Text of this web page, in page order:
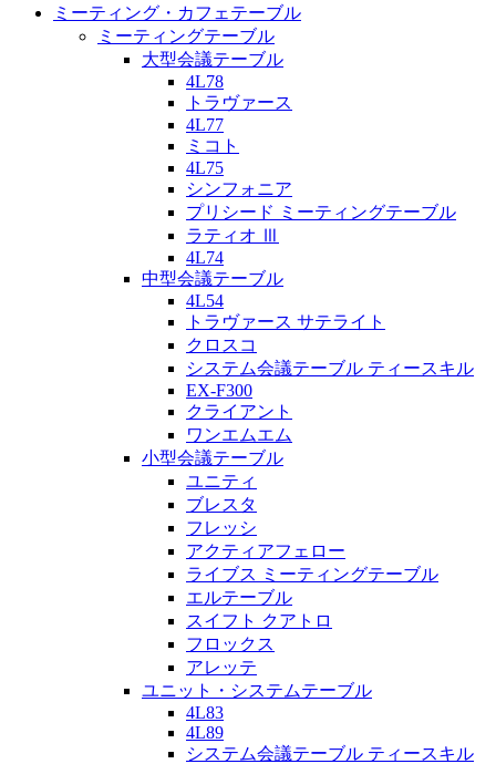
ミーティング・カフェテーブル
ミーティングテーブル
大型会議テーブル
4L78
トラヴァース
4L77
ミコト
4L75
シンフォニア
プリシード ミーティングテーブル
ラティオ Ⅲ
4L74
中型会議テーブル
4L54
トラヴァース サテライト
クロスコ
システム会議テーブル ティースキル
EX-F300
クライアント
ワンエムエム
小型会議テーブル
ユニティ
ブレスタ
フレッシ
アクティアフェロー
ライブス ミーティングテーブル
エルテーブル
スイフト クアトロ
フロックス
アレッテ
ユニット・システムテーブル
4L83
4L89
システム会議テーブル ティースキル